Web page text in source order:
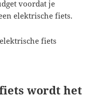
voordat je
elektrische fiets.
wordt het